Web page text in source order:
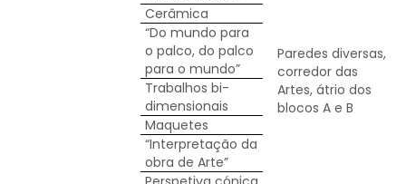
Paredes diversas,
corredor das
Artes, átrio dos
blocos A e B
Cerâmica
“Do mundo para
o palco, do palco
para o mundo”
Trabalhos bi-
dimensionais
Maquetes
“Interpretação da
obra de Arte”